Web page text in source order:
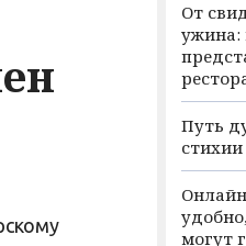
От
ужина:
Путь
стихии
могут